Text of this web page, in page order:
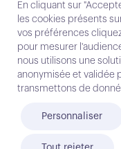
En cliquant sur
les cookies présents
vos préférences
pour mesurer
nous utilisons une
anonymisée et validée
transmettons de
Personnaliser